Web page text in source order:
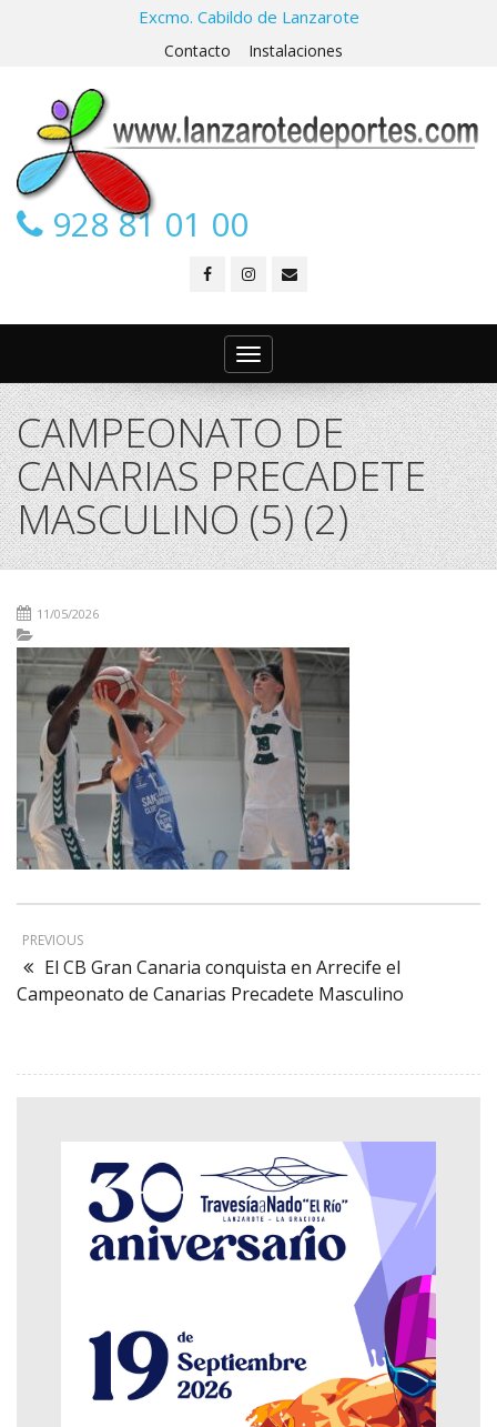
Excmo. Cabildo de Lanzarote
Contacto Instalaciones
928 81 01 00
Toggle
navigation
CAMPEONATO DE
CANARIAS PRECADETE
MASCULINO (5) (2)
11/05/2026
PREVIOUS
El CB Gran Canaria conquista en Arrecife el
Campeonato de Canarias Precadete Masculino